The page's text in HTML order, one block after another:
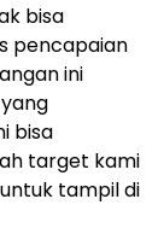
bisa
pencapaian
ini
bisa
target kami
tampil di